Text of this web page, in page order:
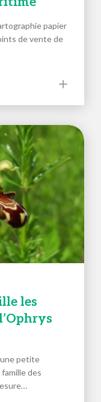
papier
de vente de
les
une petite
des